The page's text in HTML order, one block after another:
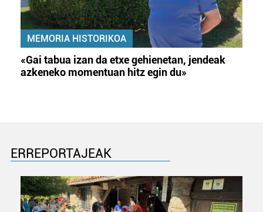
MEMORIA HISTORIKOA
«Gai tabua izan da etxe gehienetan, jendeak
azkeneko momentuan hitz egin du»
ERREPORTAJEAK